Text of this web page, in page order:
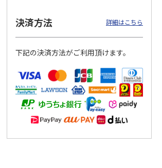
決済方法 詳細はこちら
下記の決済方法がご利用頂けます。